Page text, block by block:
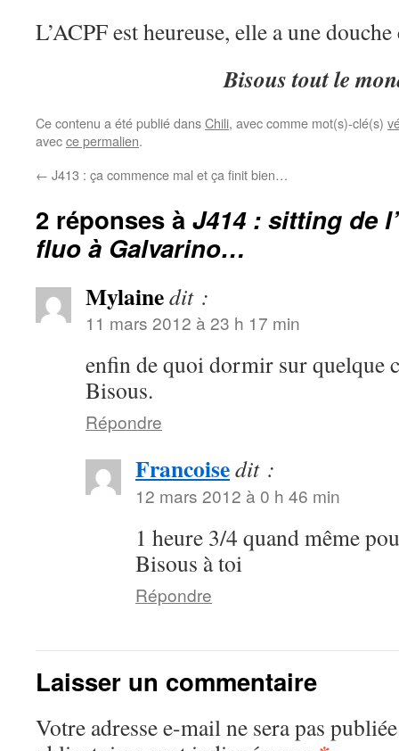
L’ACPF est heureuse, elle a une
Bisous tout le
Ce contenu a été publié dansChili, avec comme mot(s)-clé(s)
avecce permalien.
← J413 : ça commence mal et ça finit bien…
2 réponses à J414 : sitting de
fluo à Galvarino…
Mylainedit :
11 mars 2012 à 23 h 17 min
enfin de quoi dormir sur quelque
Bisous.
Répondre
Francoisedit :
12 mars 2012 à 0 h 46 min
1 heure 3/4 quand même
Bisous à toi
Répondre
Laisser un commentaire
Votre adresse e-mail ne sera pas